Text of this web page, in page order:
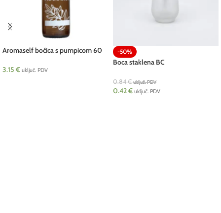
Aromaself bočica s pumpicom 60
3.15 € uključ. PDV
-50%
Boca staklena BC
0.84€ uključ. PDV
0.42€ uključ. PDV